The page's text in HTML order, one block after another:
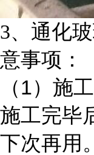
3、通化
意事项：
（1）施
施工完毕
下次再用。